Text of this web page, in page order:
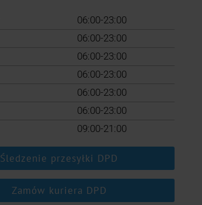
06:00-23:00
06:00-23:00
06:00-23:00
06:00-23:00
06:00-23:00
06:00-23:00
09:00-21:00
Śledzenie przesyłki DPD
Zamów kuriera DPD